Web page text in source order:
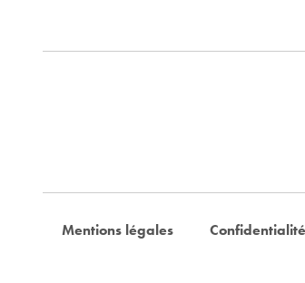
Mentions légales Confidentialité